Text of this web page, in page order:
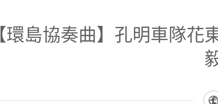
【環島協奏曲】孔明車隊